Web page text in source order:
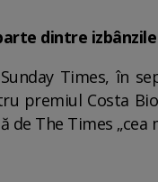
dintre
Times, în
premiul Costa
de The Times